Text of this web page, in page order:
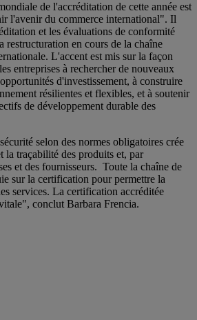
de l'accréditation de cette année est
l'avenir du commerce international". Il
et les évaluations de conformité
restructuration en cours de la chaîne
L'accent est mis sur la façon
entreprises à rechercher de nouveaux
d'investissement, à construire
résilientes et flexibles, et à soutenir
de développement durable des
selon des normes obligatoires crée
la traçabilité des produits et, par
et des fournisseurs. Toute la chaîne de
sur la certification pour permettre la
services. La certification accréditée
conclut Barbara Frencia.